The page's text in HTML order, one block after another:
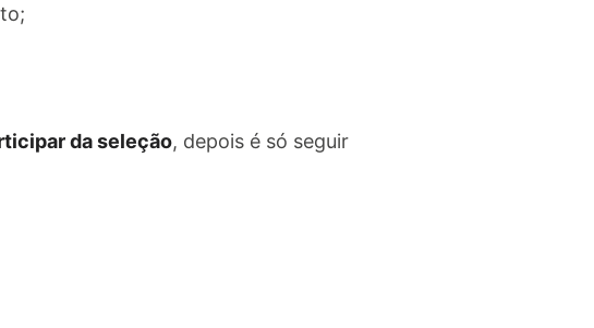
da seleção, depois é só seguir